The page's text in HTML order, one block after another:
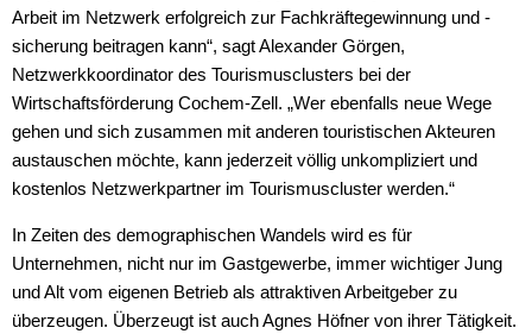
Arbeit im Netzwerk erfolgreich zur Fachkräftegewinnung und -
sicherung beitragen kann“, sagt Alexander Görgen,
Netzwerkkoordinator des Tourismusclusters bei der
Wirtschaftsförderung Cochem-Zell. „Wer ebenfalls neue Wege
gehen und sich zusammen mit anderen touristischen Akteuren
austauschen möchte, kann jederzeit völlig unkompliziert und
kostenlos Netzwerkpartner im Tourismuscluster werden.“
In Zeiten des demographischen Wandels wird es für
Unternehmen, nicht nur im Gastgewerbe, immer wichtiger Jung
und Alt vom eigenen Betrieb als attraktiven Arbeitgeber zu
überzeugen. Überzeugt ist auch Agnes Höfner von ihrer Tätigkeit.